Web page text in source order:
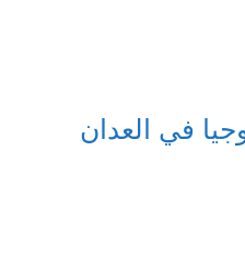
في العدان